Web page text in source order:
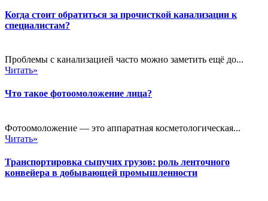
Когда стоит обратиться за прочисткой канализации к
специалистам?
Проблемы с канализацией часто можно заметить ещё до...
Читать»
Что такое фотоомоложение лица?
Фотоомоложение — это аппаратная косметологическая...
Читать»
Транспортировка сыпучих грузов: роль ленточного
конвейера в добывающей промышленности